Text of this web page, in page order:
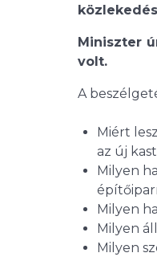
Miniszter
volt.
A
Miért
az új
Milyen
Milyen
Milyen
Milyen